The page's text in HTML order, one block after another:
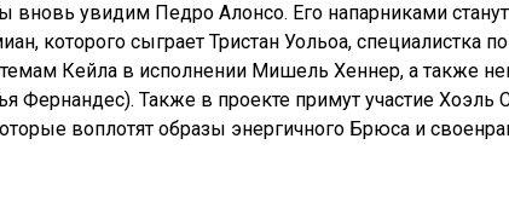
вновь увидим Педро Алонсо. Его напарниками
которого сыграет Тристан Уольоа, специалистка по
Кейла в исполнении Мишель Хеннер, а также
Фернандес). Также в проекте примут участие Хоэль
воплотят образы энергичного Брюса и